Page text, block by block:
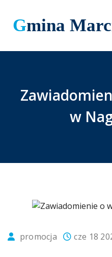
Gmina
w
promocja cze 18